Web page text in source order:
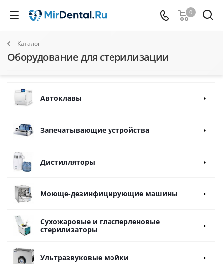
0
Каталог
Оборудование для стерилизации
Автоклавы
Запечатывающие устройства
Дистилляторы
Моюще-дезинфицирующие машины
Сухожаровые и гласперленовые
стерилизаторы
Ультразвуковые мойки